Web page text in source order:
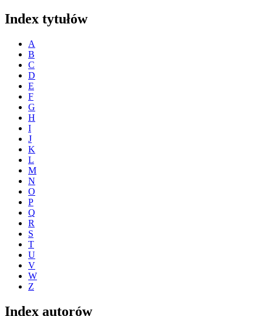
Index tytułów
A
B
C
D
E
F
G
H
I
J
K
L
M
N
O
P
Q
R
S
T
U
V
W
Z
Index autorów